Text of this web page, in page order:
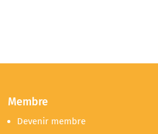
Membre
Devenir membre